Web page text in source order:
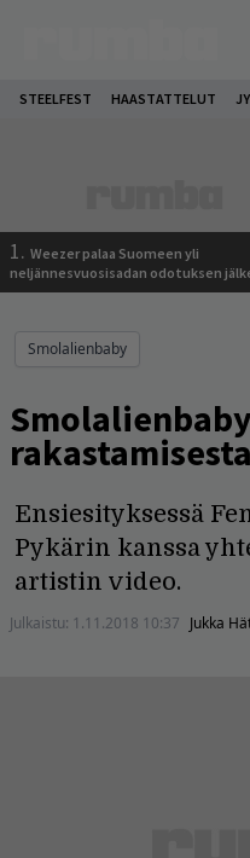
STEELFEST HAASTATTELUT
1. Weezer palaa Suomeen yli
neljännesvuosisadan odotuksen
Smolalienbaby
rakastamisesta
Ensiesityksessä
Pykärin kanssa
artistin video.
Julkaistu: 1.11.2018 10:37 Jukka